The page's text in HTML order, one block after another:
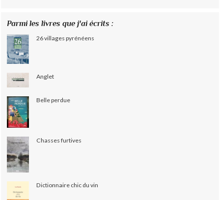
Parmi les livres que j'ai écrits :
26 villages pyrénéens
Anglet
Belle perdue
Chasses furtives
Dictionnaire chic du vin